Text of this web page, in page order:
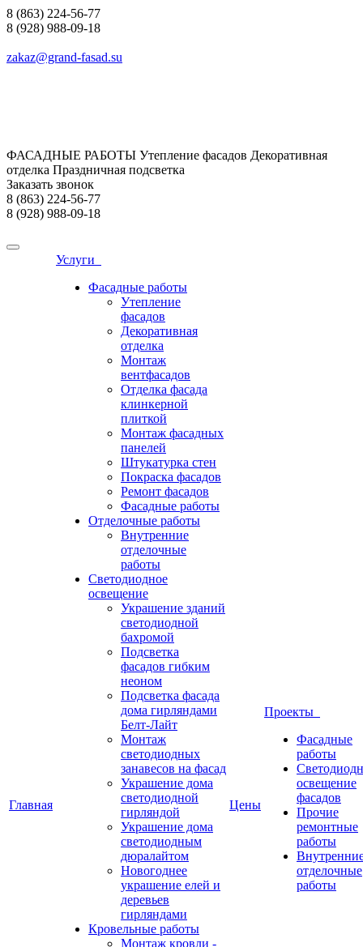
8 (863) 224-56-77
8 (928) 988-09-18
zakaz@grand-fasad.su
ФАСАДНЫЕ РАБОТЫ Утепление фасадов Декоративная
отделка Праздничная подсветка
Заказать звонок
8 (863) 224-56-77
8 (928) 988-09-18
Главная
Услуги
Фасадные работы
Утепление
фасадов
Декоративная
отделка
Монтаж
вентфасадов
Отделка фасада
клинкерной
плиткой
Монтаж фасадных
панелей
Штукатурка стен
Покраска фасадов
Ремонт фасадов
Фасадные работы
Отделочные работы
Внутренние
отделочные
работы
Светодиодное
освещение
Украшение зданий
светодиодной
бахромой
Подсветка
фасадов гибким
неоном
Подсветка фасада
дома гирляндами
Белт-Лайт
Монтаж
светодиодных
занавесов на фасад
Украшение дома
светодиодной
гирляндой
Украшение дома
светодиодным
дюралайтом
Новогоднее
украшение елей и
деревьев
гирляндами
Кровельные работы
Монтаж кровли -
Цены
Проекты
Фасадные
работы
освещение
фасадов
Прочие
ремонтные
работы
отделочные
работы